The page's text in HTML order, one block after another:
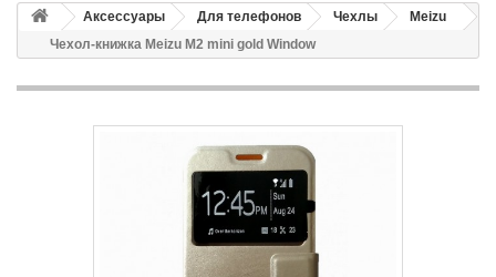
Аксессуары Для телефонов Чехлы
Meizu
Чехол-книжка Meizu M2 mini gold Window